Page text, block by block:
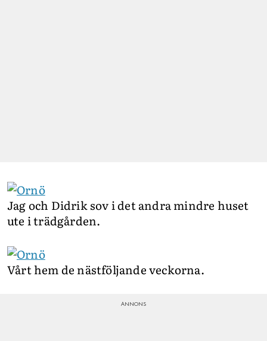
Jag och Didrik sov i det andra mindre huset
ute i trädgården.
Vårt hem de nästföljande veckorna.